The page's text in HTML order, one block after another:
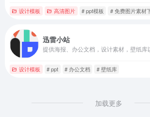
设计模板 高清图片 # ppt模板 # 免费图片素材
迅雷小站
提供海报、办公文档，设计素材，壁纸库
设计模板 # ppt # 办公文档 # 壁纸库
加载更多